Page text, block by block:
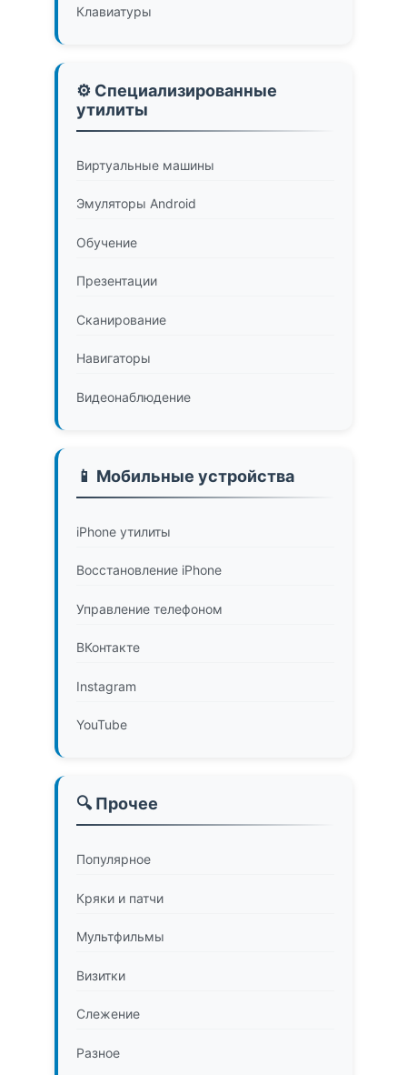
Клавиатуры
⚙️ Специализированные
утилиты
Виртуальные машины
Эмуляторы Android
Обучение
Презентации
Сканирование
Навигаторы
Видеонаблюдение
📱 Мобильные устройства
iPhone утилиты
Восстановление iPhone
Управление телефоном
ВКонтакте
Instagram
YouTube
🔍 Прочее
Популярное
Кряки и патчи
Мультфильмы
Визитки
Слежение
Разное